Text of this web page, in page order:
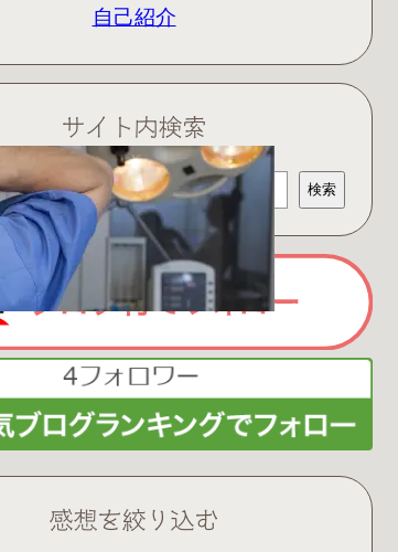
自己紹介
サイト内検索
検索
感想を絞り込む